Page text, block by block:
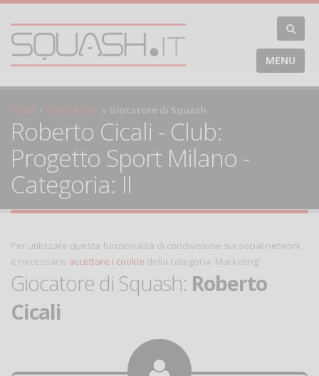
MENU
HOME CLASSIFICHE Giocatore di Squash
Roberto Cicali - Club:
Progetto Sport Milano -
Categoria: II
Per utilizzare questa funzionalità di condivisione sui social network
è necessario accettare i cookie della categoria 'Marketing'
Giocatore di Squash: Roberto
Cicali